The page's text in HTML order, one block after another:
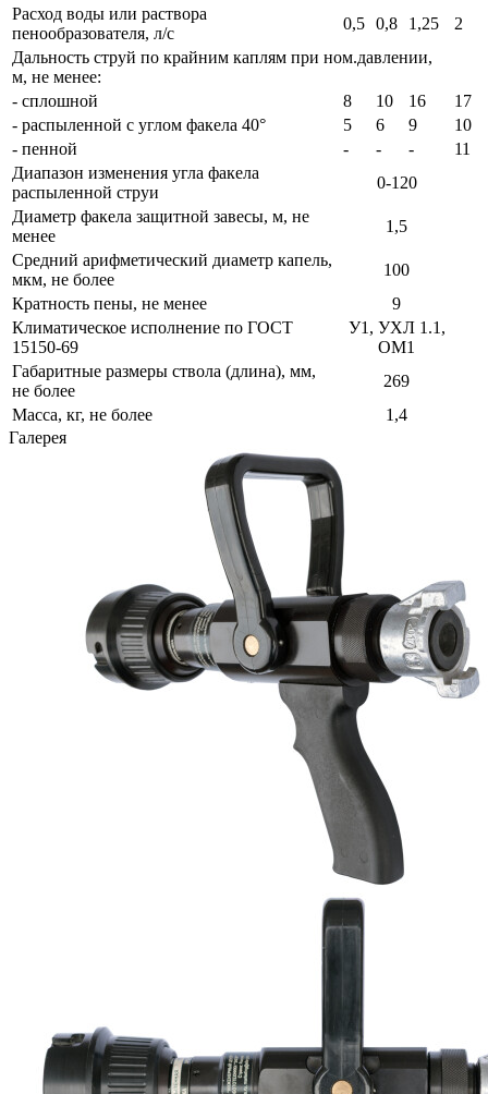
Расход воды или раствора
пенообразователя, л/с
0,5 0,8 1,25
2
Дальность струй по крайним каплям при ном.давлении,
м, не менее:
- сплошной
8 10 16
17
- распыленной с углом факела 40°
5 6 9
10
- пенной
- - -
11
Диапазон изменения угла факела
распыленной струи
0-120
Диаметр факела защитной завесы, м, не
менее
1,5
Средний арифметический диаметр капель,
мкм, не более
100
Кратность пены, не менее
9
Климатическое исполнение по ГОСТ
15150-69
У1, УХЛ 1.1,
ОМ1
Габаритные размеры ствола (длина), мм,
не более
269
Масса, кг, не более
1,4
Галерея